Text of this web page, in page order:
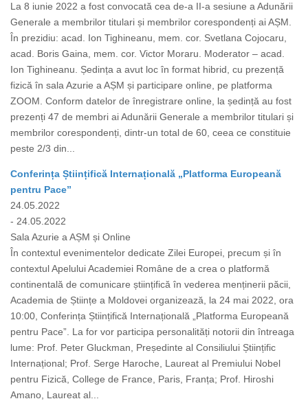
La 8 iunie 2022 a fost convocată cea de-a II-a sesiune a Adunării
Generale a membrilor titulari și membrilor corespondenți ai AȘM.
În prezidiu: acad. Ion Tighineanu, mem. cor. Svetlana Cojocaru,
acad. Boris Gaina, mem. cor. Victor Moraru. Moderator – acad.
Ion Tighineanu. Ședința a avut loc în format hibrid, cu prezență
fizică în sala Azurie a AȘM și participare online, pe platforma
ZOOM. Conform datelor de înregistrare online, la ședință au fost
prezenți 47 de membri ai Adunării Generale a membrilor titulari și
membrilor corespondenți, dintr-un total de 60, ceea ce constituie
peste 2/3 din...
Conferința Științifică Internațională „Platforma Europeană
pentru Pace”
24.05.2022
- 24.05.2022
Sala Azurie a AȘM și Online
În contextul evenimentelor dedicate Zilei Europei, precum și în
contextul Apelului Academiei Române de a crea o platformă
continentală de comunicare științifică în vederea menținerii păcii,
Academia de Științe a Moldovei organizează, la 24 mai 2022, ora
10:00, Conferința Științifică Internațională „Platforma Europeană
pentru Pace”. La for vor participa personalități notorii din întreaga
lume: Prof. Peter Gluckman, Președinte al Consiliului Științific
Internațional; Prof. Serge Haroche, Laureat al Premiului Nobel
pentru Fizică, College de France, Paris, Franța; Prof. Hiroshi
Amano, Laureat al...